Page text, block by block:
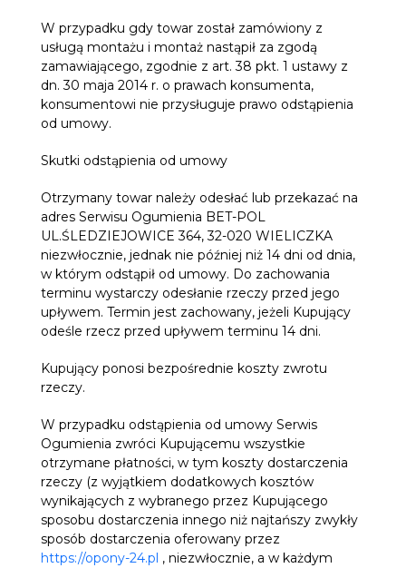
W przypadku gdy towar został zamówiony z
usługą montażu i montaż nastąpił za zgodą
zamawiającego, zgodnie z art. 38 pkt. 1 ustawy z
dn. 30 maja 2014 r. o prawach konsumenta,
konsumentowi nie przysługuje prawo odstąpienia
od umowy.
Skutki odstąpienia od umowy
Otrzymany towar należy odesłać lub przekazać na
adres Serwisu Ogumienia BET-POL
UL.ŚLEDZIEJOWICE 364, 32-020 WIELICZKA
niezwłocznie, jednak nie później niż 14 dni od dnia,
w którym odstąpił od umowy. Do zachowania
terminu wystarczy odesłanie rzeczy przed jego
upływem. Termin jest zachowany, jeżeli Kupujący
odeśle rzecz przed upływem terminu 14 dni.
Kupujący ponosi bezpośrednie koszty zwrotu
rzeczy.
W przypadku odstąpienia od umowy Serwis
Ogumienia zwróci Kupującemu wszystkie
otrzymane płatności, w tym koszty dostarczenia
rzeczy (z wyjątkiem dodatkowych kosztów
wynikających z wybranego przez Kupującego
sposobu dostarczenia innego niż najtańszy zwykły
sposób dostarczenia oferowany przez
https://opony-24.pl , niezwłocznie, a w każdym